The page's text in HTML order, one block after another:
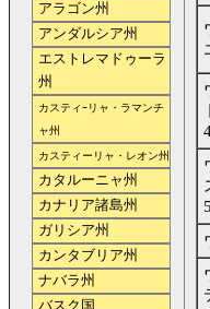
アラゴン州
アンダルシア州
エストレマドゥーラ
州
カスティｰリャ・ラマンチ
ャ州
カスティーリャ・レオン州
カタルーニャ州
カナリア諸島州
ガリシア州
カンタブリア州
ナバラ州
バスク国